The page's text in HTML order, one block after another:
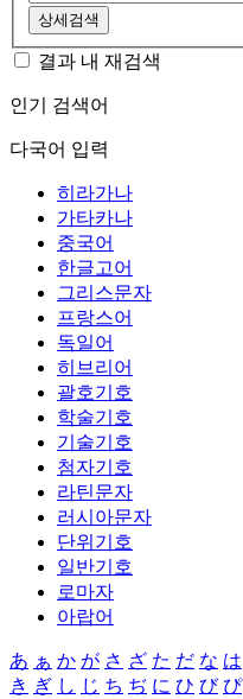
상세검색
결과 내 재검색
인기 검색어
다국어 입력
히라가나
가타카나
중국어
한글고어
그리스문자
프랑스어
독일어
히브리어
괄호기호
학술기호
기술기호
첨자기호
라틴문자
러시아문자
단위기호
일반기호
로마자
아랍어
あ ぁ か が さ ざ た だ な は
き ぎ し じ ち ぢ に ひ び ぴ